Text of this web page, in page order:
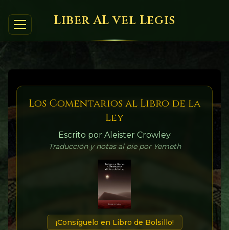
Liber AL vel Legis
Los Comentarios al Libro de la
Ley
Escrito por Aleister Crowley
Traducción y notas al pie por Yemeth
¡Consíguelo en Libro de Bolsillo!